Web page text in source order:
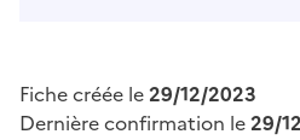
Fiche créée le29/12/2023
Dernière confirmation le29/